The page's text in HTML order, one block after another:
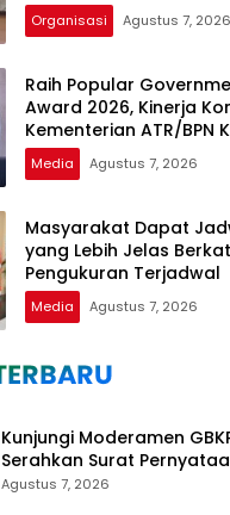
Organisasi Agustus 7, 2026
Raih Popular
Award 2026, Kinerja
Kementerian ATR/BPN
Media Agustus 7, 2026
Masyarakat Dapat
yang Lebih Jelas
Pengukuran Terjadwal
Media Agustus 7, 2026
Kunjungi Moderamen
Serahkan Surat
Penyerahan Aset RSUD
Agustus 7, 2026